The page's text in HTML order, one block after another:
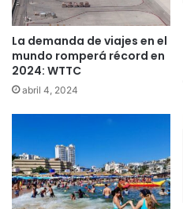
La demanda de viajes en el
mundo romperá récord en
2024: WTTC
abril 4, 2024